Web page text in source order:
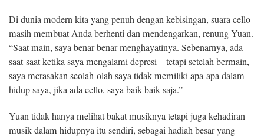
Di dunia modern kita yang penuh dengan kebisingan, suara cello
masih membuat Anda berhenti dan mendengarkan, renung Yuan.
“Saat main, saya benar-benar menghayatinya. Sebenarnya, ada
saat-saat ketika saya mengalami depresi—tetapi setelah bermain,
saya merasakan seolah-olah saya tidak memiliki apa-apa dalam
hidup saya, jika ada cello, saya baik-baik saja.”
Yuan tidak hanya melihat bakat musiknya tetapi juga kehadiran
musik dalam hidupnya itu sendiri, sebagai hadiah besar yang